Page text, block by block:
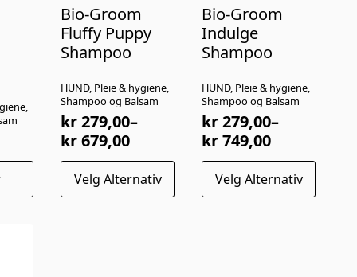
HUND, Pleie & hygiene,
Shampoo og Balsam
Bio-Groom
Fluffy Puppy
Shampoo
kr279,00–
kr679,00
Prisområde:
kr 279,00
til
kr 679,00
Velg Alternativ
Dette
produktet
HUND, Pleie & hygiene,
Shampoo og Balsam
Bio-Groom
Indulge
Shampoo
kr279,00–
kr749,00
Prisområde:
kr 279,00
til
kr 749,00
Velg Alternativ
Dette
produktet